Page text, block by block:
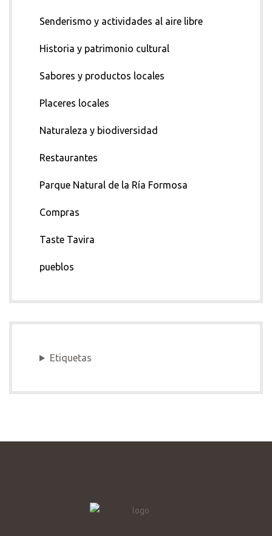
Senderismo y actividades al aire libre
Historia y patrimonio cultural
Sabores y productos locales
Placeres locales
Naturaleza y biodiversidad
Restaurantes
Parque Natural de la Ría Formosa
Compras
Taste Tavira
pueblos
Etiquetas